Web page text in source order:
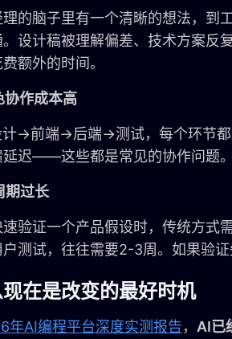
的脑子里有一个清晰的想法，到
。设计稿被理解偏差、技术方案
额外的时间。
协作成本高
→前端→后端→测试，每个环节都
延迟——这些都是常见的协作问题。
期过长
验证一个产品假设时，传统方式
测试，往往需要2-3周。如果验证
在是改变的最好时机
年AI编程平台深度实测报告， AI已